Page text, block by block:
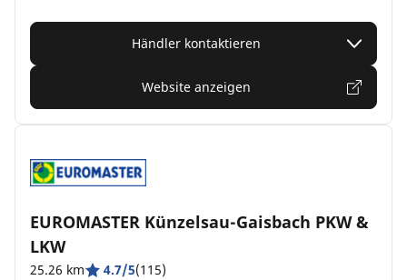
Händler kontaktieren
Website anzeigen
EUROMASTER Künzelsau-Gaisbach PKW &
LKW
25.26 km 4.7/5(115)